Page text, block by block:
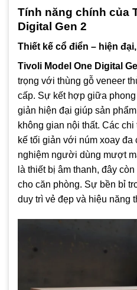
Tính năng chính của
Digital Gen 2
Thiết kế cổ điển – hiện
Tivoli Model One Digital
trọng với thùng gỗ veneer
cấp. Sự kết hợp giữa
giản hiện đại giúp sản
không gian nội thất. Các
kế tối giản với núm xoay đa
nghiệm người dùng mượt
là thiết bị âm thanh, đây
cho căn phòng. Sự bền bỉ
duy trì vẻ đẹp và hiệu năng